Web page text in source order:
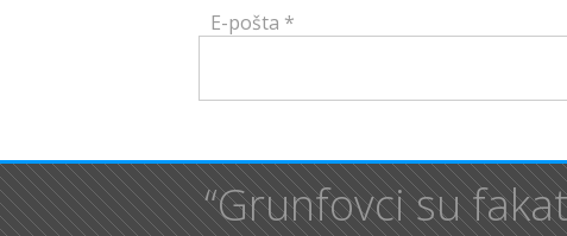
E-pošta *
“Grunfovci su